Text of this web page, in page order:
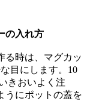
の入れ方
る時は、マグカッ
目にします。10
きおいよく注
うにポットの蓋を